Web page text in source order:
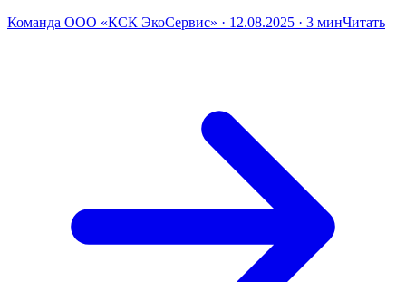
Команда ООО «КСК ЭкоСервис» · 12.08.2025 · 3 минЧитать